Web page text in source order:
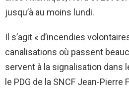
jusqu’à au moins lundi.
Il s’agit « d’incendies
canalisations où passent
servent à la signalisation dans
le PDG de la SNCF Jean-Pierre